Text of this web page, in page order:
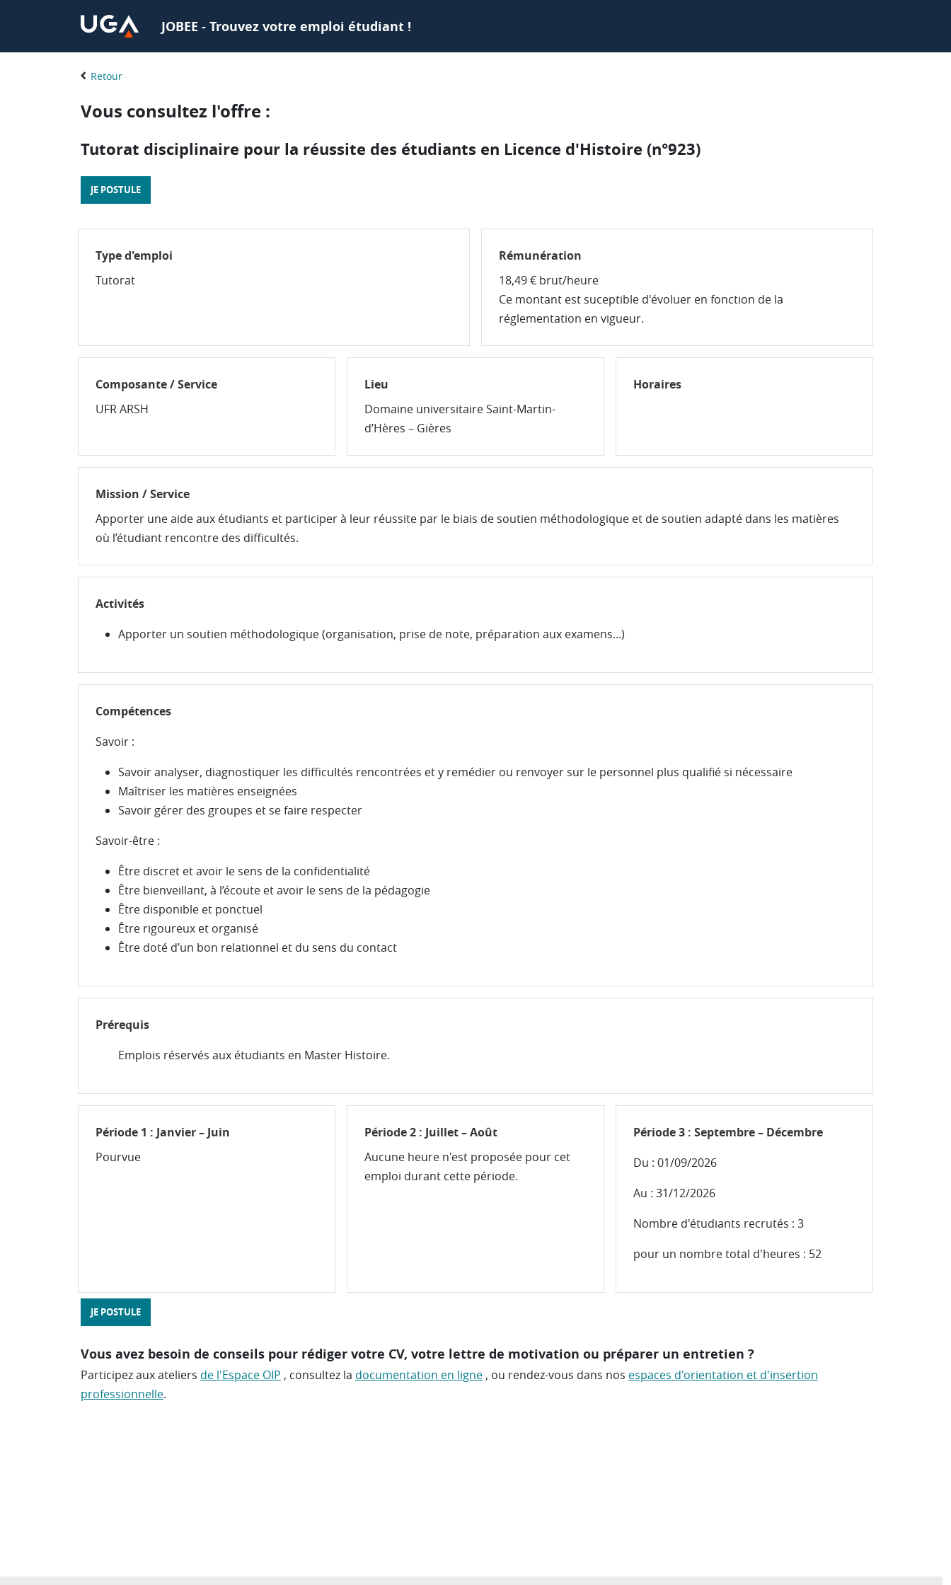
JOBEE - Trouvez votre emploi étudiant !
Retour
Vous consultez l'offre :
Tutorat disciplinaire pour la réussite des étudiants en Licence d'Histoire (n°923)
JE POSTULE
Type d'emploi
Tutorat
Rémunération
18,49 € brut/heure
Ce montant est suceptible d'évoluer en fonction de la
réglementation en vigueur.
Composante / Service
UFR ARSH
Lieu
Domaine universitaire Saint-Martin-
d’Hères – Gières
Horaires
Mission / Service
Apporter une aide aux étudiants et participer à leur réussite par le biais de soutien méthodologique et de soutien adapté dans les matières
où l’étudiant rencontre des difficultés.
Activités
Apporter un soutien méthodologique (organisation, prise de note, préparation aux examens...)
Compétences
Savoir :
Savoir analyser, diagnostiquer les difficultés rencontrées et y remédier ou renvoyer sur le personnel plus qualifié si nécessaire
Maîtriser les matières enseignées
Savoir gérer des groupes et se faire respecter
Savoir-être :
Être discret et avoir le sens de la confidentialité
Être bienveillant, à l’écoute et avoir le sens de la pédagogie
Être disponible et ponctuel
Être rigoureux et organisé
Être doté d’un bon relationnel et du sens du contact
Prérequis
Emplois réservés aux étudiants en Master Histoire.
Période 1 : Janvier – Juin
Pourvue
Période 2 : Juillet – Août
Aucune heure n'est proposée pour cet
emploi durant cette période.
Période 3 : Septembre – Décembre
Du : 01/09/2026
Au : 31/12/2026
Nombre d'étudiants recrutés : 3
pour un nombre total d'heures : 52
JE POSTULE
Vous avez besoin de conseils pour rédiger votre CV, votre lettre de motivation ou préparer un entretien ?
Participez aux ateliers de l'Espace OIP , consultez la documentation en ligne , ou rendez-vous dans nos espaces d'orientation et d'insertion
professionnelle.